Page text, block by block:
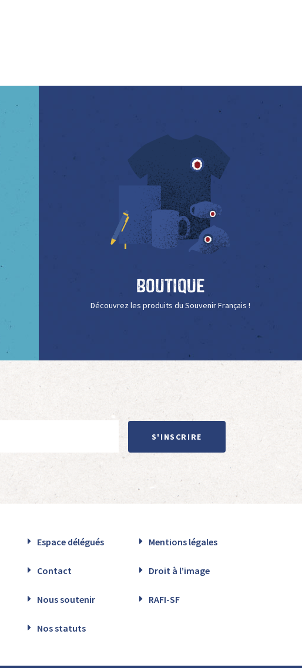
Boutique
Découvrez les produits du Souvenir Français !
S'INSCRIRE
Espace délégués Mentions légales
Contact Droit à l’image
Nous soutenir RAFI-SF
Nos statuts